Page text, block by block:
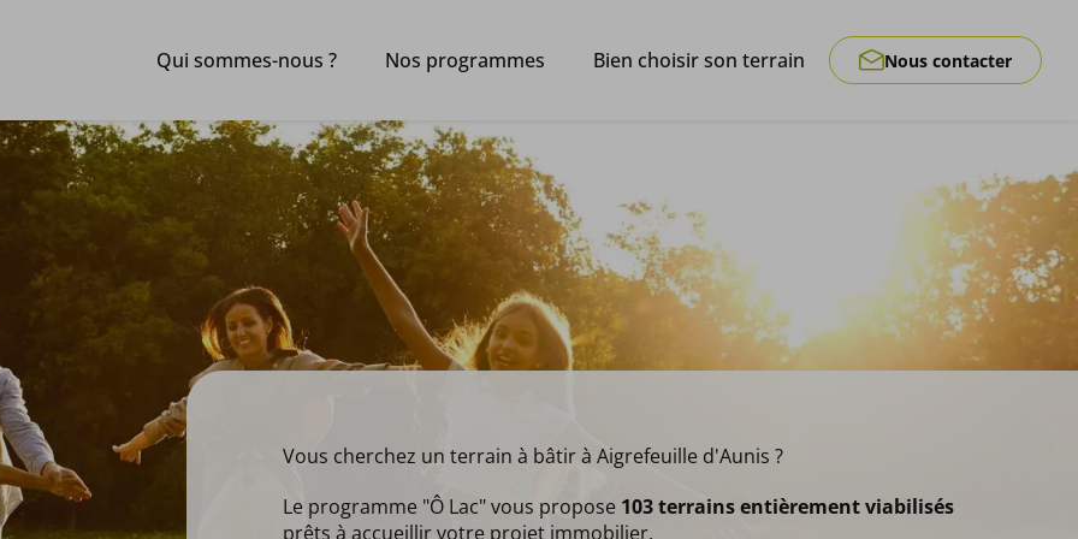
Qui sommes-nous ? Nos programmes Bien choisir son terrain Nous contacter
Vous cherchez un terrain à bâtir à Aigrefeuille d'Aunis ?
Le programme "Ô Lac" vous propose 103 terrains entièrement viabilisés
prêts à accueillir votre projet immobilier.